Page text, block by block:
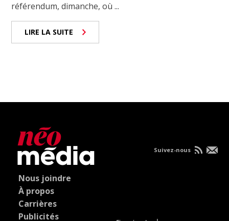
référendum, dimanche, où ...
LIRE LA SUITE
Nous joindre
À propos
Carrières
Publicités
Suivez-nous